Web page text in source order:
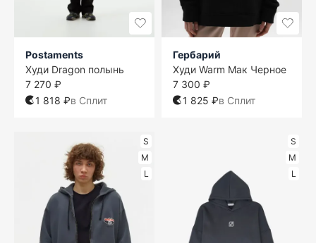
Postaments
Худи Dragon полынь
7 270 ₽
1 818 ₽в Сплит
Гербарий
Худи Warm Мак Черное
7 300 ₽
1 825 ₽в Сплит
S
M
L
S
M
L